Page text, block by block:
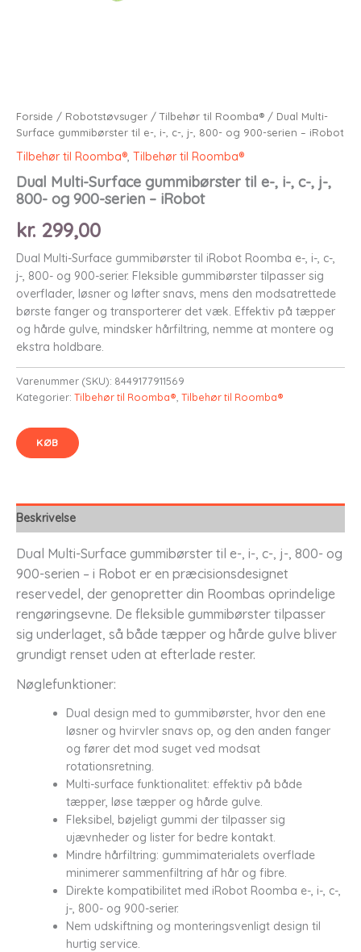
Forside / Robotstøvsuger /Tilbehør til Roomba® / Dual Multi-
Surface gummibørster til e-, i-, c-, j-, 800- og 900-serien – iRobot
Tilbehør til Roomba®, Tilbehør til Roomba®
Dual Multi-Surface gummibørster til e-, i-, c-, j-,
800- og 900-serien – iRobot
kr. 299,00
Dual Multi-Surface gummibørster til iRobot Roomba e-, i-, c-,
j-, 800- og 900-serier. Fleksible gummibørster tilpasser sig
overflader, løsner og løfter snavs, mens den modsatrettede
børste fanger og transporterer det væk. Effektiv på tæpper
og hårde gulve, mindsker hårfiltring, nemme at montere og
ekstra holdbare.
Varenummer (SKU): 8449177911569
Kategorier: Tilbehør til Roomba® Tilbehør til Roomba®
KØB
Beskrivelse
Dual Multi-Surface gummibørster til e-, i-, c-, j-, 800- og
900-serien – i Robot er en præcisionsdesignet
reservedel, der genopretter din Roombas oprindelige
rengøringsevne. De fleksible gummibørster tilpasser
sig underlaget, så både tæpper og hårde gulve bliver
grundigt renset uden at efterlade rester.
Nøglefunktioner:
Dual design med to gummibørster, hvor den ene
løsner og hvirvler snavs op, og den anden fanger
og fører det mod suget ved modsat
rotationsretning.
Multi-surface funktionalitet: effektiv på både
tæpper, løse tæpper og hårde gulve.
Fleksibel, bøjeligt gummi der tilpasser sig
ujævnheder og lister for bedre kontakt.
Mindre hårfiltring: gummimaterialets overflade
minimerer sammenfiltring af hår og fibre.
Direkte kompatibilitet med iRobot Roomba e-, i-, c-,
j-, 800- og 900-serier.
Nem udskiftning og monteringsvenligt design til
hurtig service.